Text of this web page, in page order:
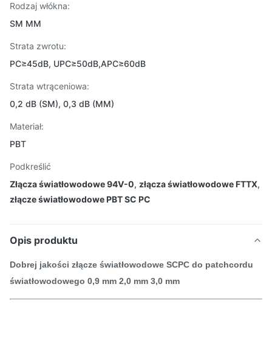
Rodzaj włókna:
SM MM
Strata zwrotu:
PC≥45dB, UPC≥50dB,APC≥60dB
Strata wtrąceniowa:
0,2 dB (SM), 0,3 dB (MM)
Materiał:
PBT
Podkreślić
Złącza światłowodowe 94V-0, złącza światłowodowe FTTX,
złącze światłowodowe PBT SC PC
Opis produktu
Dobrej jakości złącze światłowodowe SCPC do patchcordu
światłowodowego 0,9 mm 2,0 mm 3,0 mm